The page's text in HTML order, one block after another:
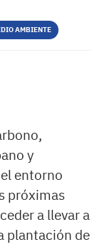
AMBIENTE
y
entorno
próximas
a llevar a
plantación de